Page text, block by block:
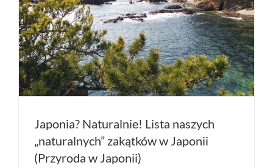
Japonia? Naturalnie! Lista naszych
„naturalnych” zakątków w Japonii
(Przyroda w Japonii)